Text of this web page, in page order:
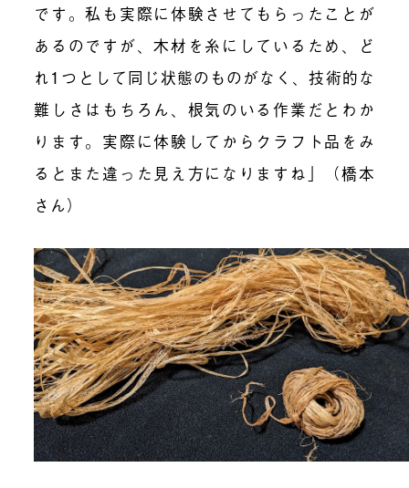
です。私も実際に体験させてもらったことが
あるのですが、木材を糸にしているため、ど
れ1つとして同じ状態のものがなく、技術的な
難しさはもちろん、根気のいる作業だとわか
ります。実際に体験してからクラフト品をみ
るとまた違った見え方になりますね」（橋本
さん）